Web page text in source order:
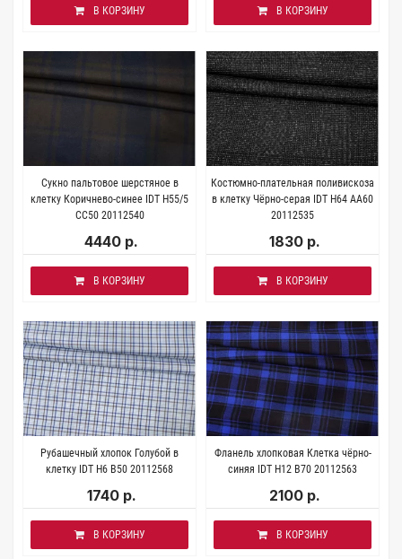
В КОРЗИНУ В КОРЗИНУ
Сукно пальтовое шерстяное в
клетку Коричнево-синее IDT H55/5
CC50 20112540
4440 р.
В КОРЗИНУ
Костюмно-плательная поливискоза
в клетку Чёрно-серая IDT H64 AA60
20112535
1830 р.
В КОРЗИНУ
Рубашечный хлопок Голубой в
клетку IDT H6 B50 20112568
1740 р.
В КОРЗИНУ
Фланель хлопковая Клетка чёрно-
синяя IDT H12 B70 20112563
2100 р.
В КОРЗИНУ